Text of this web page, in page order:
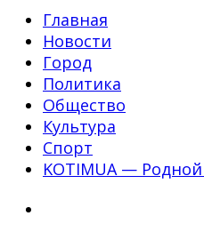
Главная
Новости
Город
Политика
Общество
Культура
Спорт
KOTIMUA —